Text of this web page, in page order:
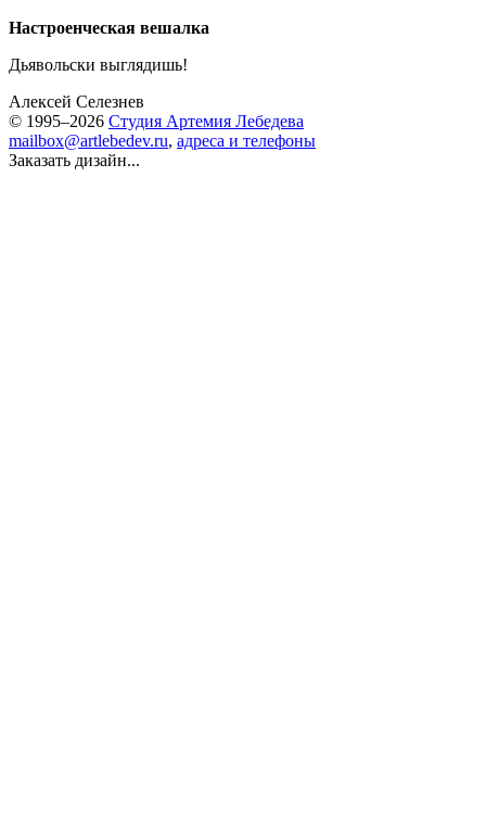
Настроенческая вешалка
Дьявольски выглядишь!
Алексей Селезнев
© 1995–2026 Студия Артемия Лебедева
mailbox@artlebedev.ru, адреса и телефоны
Заказать дизайн...